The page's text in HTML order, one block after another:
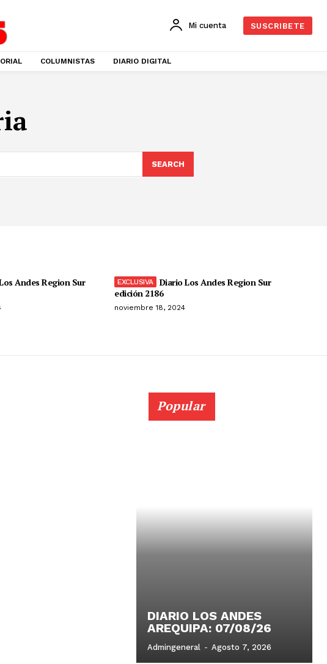
Mi cuenta SUSCRIBETE
COLUMNISTAS DIARIO DIGITAL
SEARCH
Andes Region Sur
Diario Los Andes Region Sur
edición 2186
noviembre 18, 2024
Popular
DIARIO LOS ANDES
AREQUIPA: 07/08/26
Admingeneral - Agosto 7, 2026